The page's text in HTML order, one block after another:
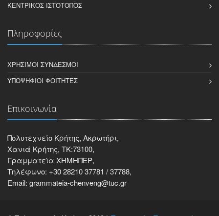
ΚΕΝΤΡΙΚΌΣ ΙΣΤΌΤΟΠΟΣ
Πληροφορίες
ΧΡΉΣΙΜΟΙ ΣΎΝΔΕΣΜΟΙ
ΥΠΟΨΉΦΙΟΙ ΦΟΙΤΗΤΈΣ
Επικοινωνία
Πολυτεχνείο Κρήτης, Ακρωτήρι,
Χανιά Κρήτης, ΤΚ:73100,
Γραμματεία ΧΗΜΗΠΕΡ,
Τηλέφωνο: +30 28210 37781 / 37788,
Email: grammateia-chenveng@tuc.gr